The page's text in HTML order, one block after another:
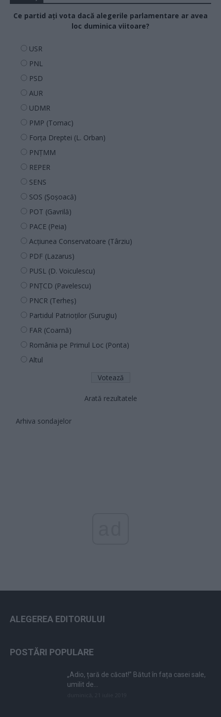
Ce partid ați vota dacă alegerile parlamentare ar avea
loc duminica viitoare?
USR
PNL
PSD
AUR
UDMR
PMP (Tomac)
Forța Dreptei (L. Orban)
PNȚMM
REPER
SENS
SOS (Șoșoacă)
POT (Gavrilă)
PACE (Peia)
Acțiunea Conservatoare (Târziu)
PDF (Lazarus)
PUSL (D. Voiculescu)
PNȚCD (Pavelescu)
PNCR (Terheș)
Partidul Patrioților (Surugiu)
FAR (Coarnă)
România pe Primul Loc (Ponta)
Altul
Arată rezultatele
Arhiva sondajelor
ALEGEREA EDITORULUI
POSTĂRI POPULARE
„Adio, țară de căcat!” Bătut în fața casei sale,
umilit de...